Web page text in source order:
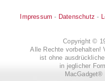
Impressum - Datenschutz -
Copyright ©
Alle Rechte vorbehalten!
ist ohne
in jeglicher
MacGadget®